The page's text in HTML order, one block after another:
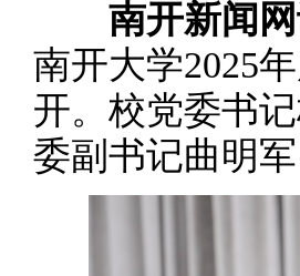
南开新闻
南开大学2025
开。校党委书
委副书记曲明